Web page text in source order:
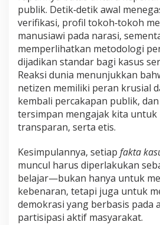
publik. Detik‑detik awal
verifikasi, profil tokoh‑tokoh
manusiawi pada narasi,
memperlihatkan metodologi
dijadikan standar bagi kasus
Reaksi dunia menunjukkan
netizen memiliki peran krusial
kembali percakapan publik,
tersimpan mengajak kita untuk
transparan, serta etis.
Kesimpulannya, setiap fakta
muncul harus diperlakukan
belajar—bukan hanya untuk
kebenaran, tetapi juga untuk
demokrasi yang berbasis pada
partisipasi aktif masyarakat.